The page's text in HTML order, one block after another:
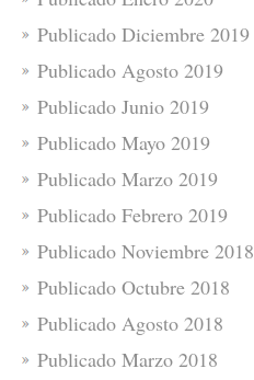
Publicado Diciembre 2019
Publicado Agosto 2019
Publicado Junio 2019
Publicado Mayo 2019
Publicado Marzo 2019
Publicado Febrero 2019
Publicado Noviembre 2018
Publicado Octubre 2018
Publicado Agosto 2018
Publicado Marzo 2018